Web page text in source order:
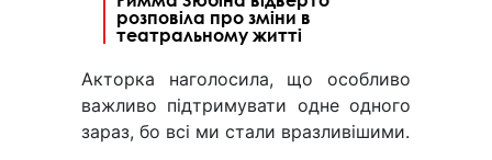
розповіла про зміни в
театральному житті
Акторка наголосила, що особливо
важливо підтримувати одне одного
зараз, бо всі ми стали вразливішими.